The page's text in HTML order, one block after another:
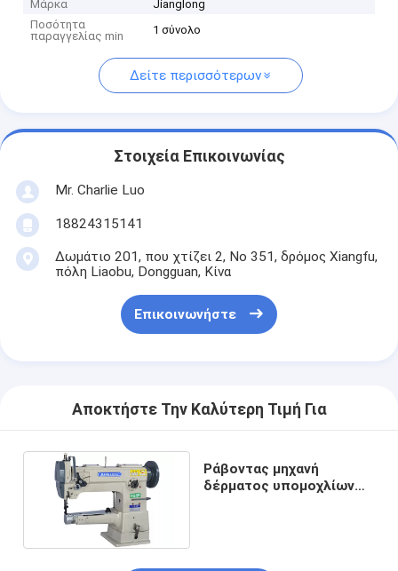
Μάρκα
Jianglong
Ποσότητα
παραγγελίας min
1 σύνολο
Δείτε περισσότερων
Στοιχεία Επικοινωνίας
Mr. Charlie Luo
18824315141
Δωμάτιο 201, που χτίζει 2, Νο 351, δρόμος Xiangfu,
πόλη Liaobu, Dongguan, Κίνα
Επικοινωνήστε
Αποκτήστε Την Καλύτερη Τιμή Για
Ράβοντας μηχανή
δέρματος υπομοχλίων